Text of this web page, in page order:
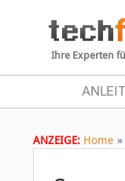
Ihre Experten
ANZEIGE: Home »